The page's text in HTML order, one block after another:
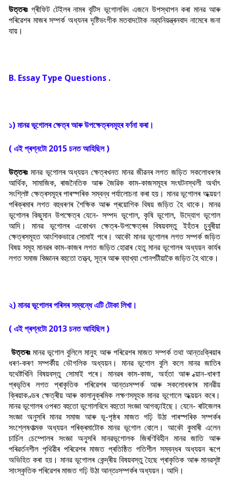
উত্তৰঃগ্ৰীফিট টেইলৰ নামৰ বৃটিস ভূগোলবিদ এজনে উপস্থাপন কৰা মানৱ আৰু
পৰিৱেশৰ মাজৰ সম্পৰ্ক অধ্যনৰ দৃষ্টিভংগীক মতবাদটোক নৱ্যনিয়ন্ত্ৰনবাদ নামেৰে জনা
যায় ।
B. Essay Type Questions .
১) মানৱ ভূগোলৰ ক্ষেত্ৰ আৰু উপক্ষেত্ৰসমূহৰ বৰ্ণনা কৰা।
( এই প্ৰশ্নটো 2015 চনত আহিছিল )
উত্তৰঃমানৱ ভূগোলৰ অধ্যয়ন ক্ষেত্ৰখনত মানৱ জীৱনৰ লগত জড়িত সকলোধৰণৰ
আৰ্থিক, সামাজিক, ৰাজনৈতিক আৰু জৈৱিক কাম-কাজসমূহৰ সংঘটনস্থলী অৰ্থাৎ
সংশ্লিষ্ট ক্ষেত্ৰসমূহৰ পাৰস্পৰিক সম্বন্ধ পৰ্যালোচনা কৰা হয়। মানৱ ভূগোলৰ অধ্য়য়ণ
পৰিক্ৰমাৰ লগত বহুধৰণৰ শৈক্ষিক আৰু প্ৰয়োগিক বিষয় জড়িত হৈ থাকে। মানৱ
ভূগোলৰ কিছুমান উপক্ষেত্ৰ যেনে- সম্পদ ভূগোল, কৃষি ভূগোল, উদ্যোগ ভূগোল
আদি। মানৱ ভূগোলৰ একোখন ক্ষেত্ৰ-উপক্ষেত্ৰৰ বিষয়বস্তু ইহঁতৰ চুবুৰীয়া
ক্ষেত্ৰসমূহত আংশিকভাৱে সোমাই পৰে। আকৌ মানৱ ভূগোলৰ লগত সম্পৰ্ক জড়িত
বিষয় সমূহ মানৱৰ কাম-কাজৰ লগত জড়িত হোৱাৰ হেতু মানৱ ভূগোলৰ অধ্যয়ন কাৰ্যৰ
লগত সমাজ বিজ্ঞানৰ বহুতো তত্ত্ব, সূত্ৰ আৰু ব্যাখ্যা পোনপটীয়াকৈ জড়িত হৈ থাকে।
২) মানৱ ভূগোলৰ পৰিসৰ সম্বন্ধে এটি টোকা লিখা।
( এই প্ৰশ্নটো 2013 চনত আহিছিল )
উত্তৰঃমানৱ ভূগোল বুলিলে মানুহ আৰু পৰিৱেশৰ মাজত সম্পৰ্ক তথা আন্তঃক্ৰিয়াৰ
ধৰণ-কৰণ সম্পৰ্কীয় ভৌগলিক অধ্যয়ন। মানৱ ভূগোল বুলি কলে মানৱ জাতিৰ
যথেষ্টখিনি বিষয়বস্তু সোমাই পৰে। মানৱৰ কাম-কাজ, অৰ্হতা আৰু ধ্য়ান-ধাৰণা
প্ৰভৃতিৰ লগত প্ৰাকৃতিক পৰিৱেশৰ আন্তঃসম্পৰ্ক আৰু সকলোধৰণৰ মানৱীয়
ক্ৰিয়াকণ্ডৰ ক্ষেত্ৰীয় আৰু কালানুক্ৰমিক লক্ষণসমূহক মানৱ ভূগোলে অধ্য়য়ন কৰে।
মানৱ ভূগোলৰ ওপৰত বহুতো ভূগোলবিদে বহুতো সংজ্ঞা আগবঢ়াইছে। যেনে- ৰাটজেলৰ
সংজ্ঞা অনুসৰি মানৱ সমাজ আৰু ভূ-পৃষ্ঠৰ মাজত গঢ়ি উঠা পাৰস্পৰিক সম্পৰ্কৰ
সংশ্লেষণাত্মক অধ্যয়ন পৰিক্ৰমাটোক মানৱ ভূগোল বোলে। আকৌ কুমাৰী এলেন
চাৰ্চিল চেম্পোলৰ সংজ্ঞা অনুসৰি মানৱভূগোলক জিৰণিবিহীন মানৱ জাতি আৰু
পৰিৱৰ্তনশীল পৃথিৱীৰ পৰিৱেশৰ মাজত প্ৰতিষ্ঠিত গতিশীল সম্বন্ধৰ অধ্যয়ন ৰূপে
অভিহিত কৰা হয়। মানৱ ভূগোলৰ কেন্দ্ৰীয় বিষয়বস্তু হৈছে প্ৰাকৃতিক আৰু মানৱসৃষ্ট
সাংস্কৃতিক পৰিৱেশৰ মাজত গঢ়ি উঠা আন্তঃসম্পৰ্কৰ অধ্যয়ন। আদি।